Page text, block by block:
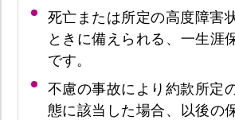
死亡または所定の高度障害
ときに備えられる、一生涯
です。
不慮の事故により約款所定
態に該当した場合、以後の